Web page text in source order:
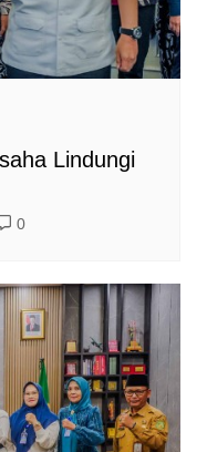
Lindungi
0